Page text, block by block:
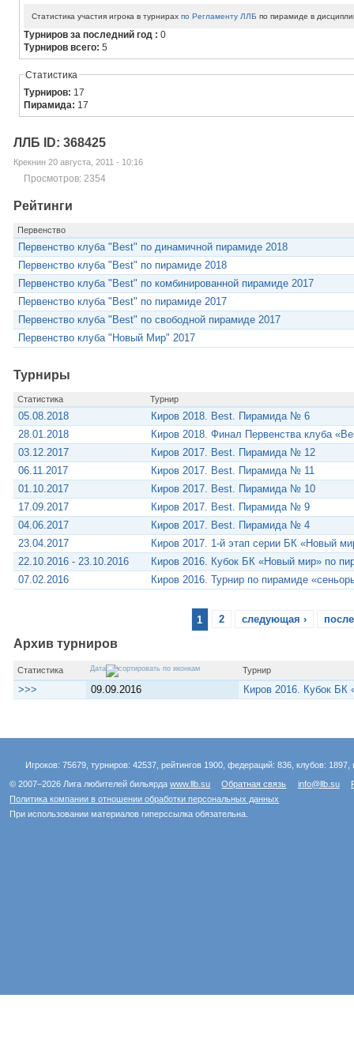
Статистика участия игрока в турнирахпо Регламенту ЛЛБ по пирамиде в
Турниров за последний год :0
Турниров всего:5
Статистика
Турниров: 17
Пирамида: 17
ЛЛБ ID: 368425
Крекнин 20 августа, 2011 - 10:16
Просмотров: 2354
Рейтинги
Первенство
Первенство клуба "Best" по динамичной пирамиде 2018
Первенство клуба "Best" по пирамиде 2018
Первенство клуба "Best" по комбинированной пирамиде 2017
Первенство клуба "Best" по пирамиде 2017
Первенство клуба "Best" по свободной пирамиде 2017
Первенство клуба "Новый Мир" 2017
Турниры
Статистика Турнир
05.08.2018
Киров 2018. Best. Пирамида № 6
28.01.2018
Киров 2018. Финал Первенства клуба
03.12.2017
Киров 2017. Best. Пирамида № 12
06.11.2017
Киров 2017. Best. Пирамида № 11
01.10.2017
Киров 2017. Best. Пирамида № 10
17.09.2017
Киров 2017. Best. Пирамида № 9
04.06.2017
Киров 2017. Best. Пирамида № 4
23.04.2017
Киров 2017. 1-й этап серии БК «Новый
22.10.2016 - 23.10.2016
Киров 2016. Кубок БК «Новый мир» по
07.02.2016
Киров 2016. Турнир по пирамиде
1 2 следующая ›
Архив турниров
Статистика Дата Турнир
>>> 09.09.2016 Киров 2016. Кубок БК
Игроков: 75679, турниров: 42537, рейтингов 1900, федераций: 836, клубов:
© 2007–2026 Лига любителей бильярдаwww.llb.su Обратная связь info@llb.su
Политика компании в отношении обработки персональных данных
При использовании материалов гиперссылка обязательна.